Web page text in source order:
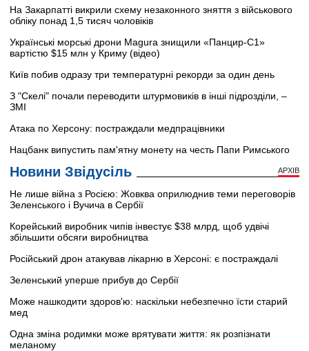
На Закарпатті викрили схему незаконного зняття з військового
обліку понад 1,5 тисяч чоловіків
Українські морські дрони Magura знищили «Панцир-С1»
вартістю $15 млн у Криму (відео)
Київ побив одразу три температурні рекорди за один день
З "Скелі" почали переводити штурмовиків в інші підрозділи, –
ЗМІ
Атака по Херсону: постраждали медпрацівники
Нацбанк випустить пам'ятну монету на честь Папи Римського
Новини Звідусіль АРХІВ
Не лише війна з Росією: Жовква оприлюднив теми переговорів
Зеленського і Вучича в Сербії
Корейський виробник чипів інвестує $38 млрд, щоб удвічі
збільшити обсяги виробництва
Російський дрон атакував лікарню в Херсоні: є постраждалі
Зеленський уперше прибув до Сербії
Може нашкодити здоров'ю: наскільки небезпечно їсти старий
мед
Одна зміна родимки може врятувати життя: як розпізнати
меланому